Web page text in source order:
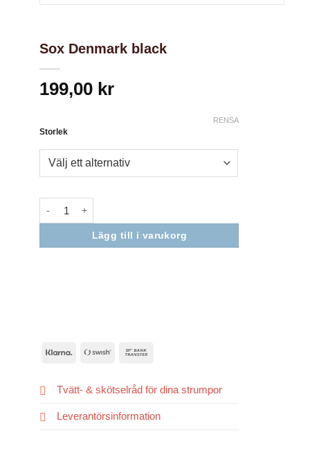
Sox Denmark black
199,00 kr
Storlek
RENSA
Lägg till i varukorg
Klarna
Swish
Tvätt- & skötselråd för dina strumpor
Leverantörsinformation
Dessa kakor
ska kunna
hemsidans